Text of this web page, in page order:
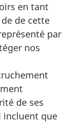
en tant
de cette
par
nos
de ses
incluent que